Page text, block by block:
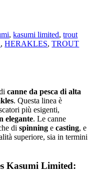
,kasumi limited,trout
,HERAKLES,TROUT
dicanne da pesca di alta
. Questa linea è
più esigenti,
elegante. Le canne
dispinning ecasting, e
superiore, sia in termini
Kasumi Limited: